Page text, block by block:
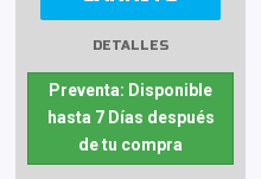
DETALLES
Preventa: Disponible
hasta 7 Días después
de tu compra